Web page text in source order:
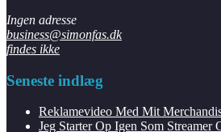
Ingen adresse
business@simonfas.dk
findes ikke
Seneste indlæg
Reklamevideo Med Mit
Jeg Starter Op Igen Som Streamer